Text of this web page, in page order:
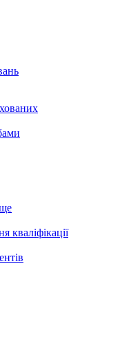
кваліфікації